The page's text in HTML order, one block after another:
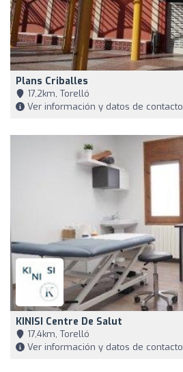
Plans Criballes
17,2km, Torelló
Ver información y datos de contacto
KINISI Centre De Salut
17,4km, Torelló
Ver información y datos de contacto